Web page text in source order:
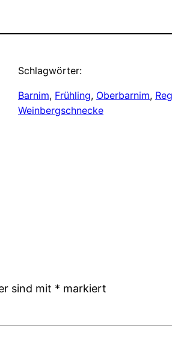
Schlagwörter:
Barnim, Frühling, Oberbarnim,
Weinbergschnecke
sind mit * markiert